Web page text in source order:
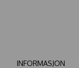
INFORMASJON